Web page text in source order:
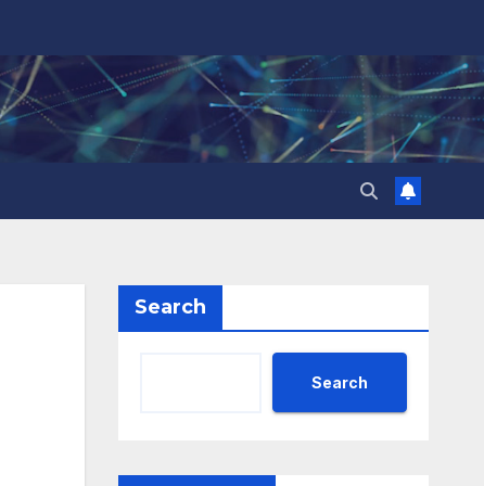
Search
Search